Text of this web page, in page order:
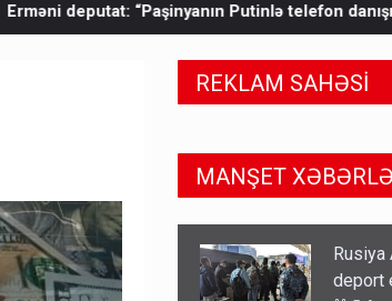
Putinlə telefon danışığı niyə heç bir nəticə
REKLAM SAHƏSİ
MANŞET
Rusiya